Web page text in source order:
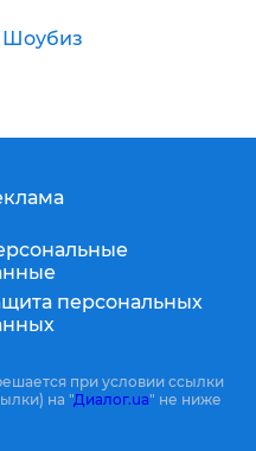
Шоубиз
персональных
при условии ссылки
на "Диалог.ua" не ниже